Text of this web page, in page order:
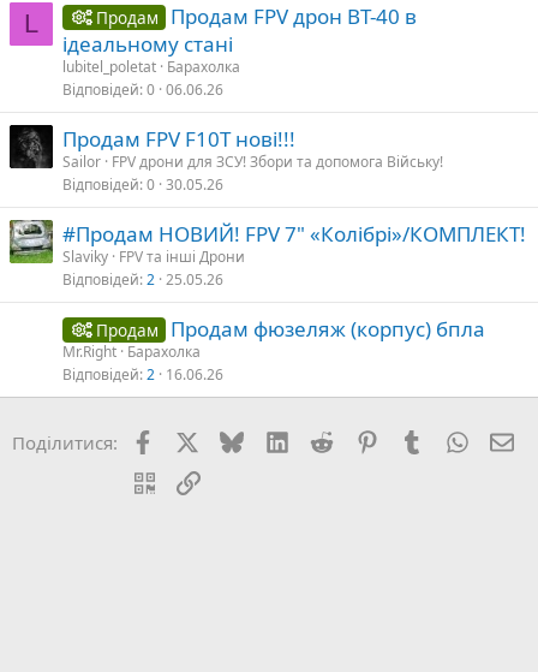
L Продам
Продам FPV дрон ВТ-40 в
ідеальному стані
lubitel_poletat Барахолка
Відповідей 0 06.06.26
Продам FPV F10T нові!!!
Sailor FPV дрони для ЗСУ! Збори та допомога Війську!
Відповідей 0 30.05.26
#Продам НОВИЙ! FPV 7" «Колібрі»/КОМПЛЕКТ!
Slaviky FPV та інші Дрони
Відповідей 2 25.05.26
Продам Продам фюзеляж (корпус) бпла
Mr.Right Барахолка
Відповідей 2 16.06.26
Поділитися: FacebookX (Twitter)
BlueskyLinkedInReddit PinterestTumblr
E-
QR CodeПосилання